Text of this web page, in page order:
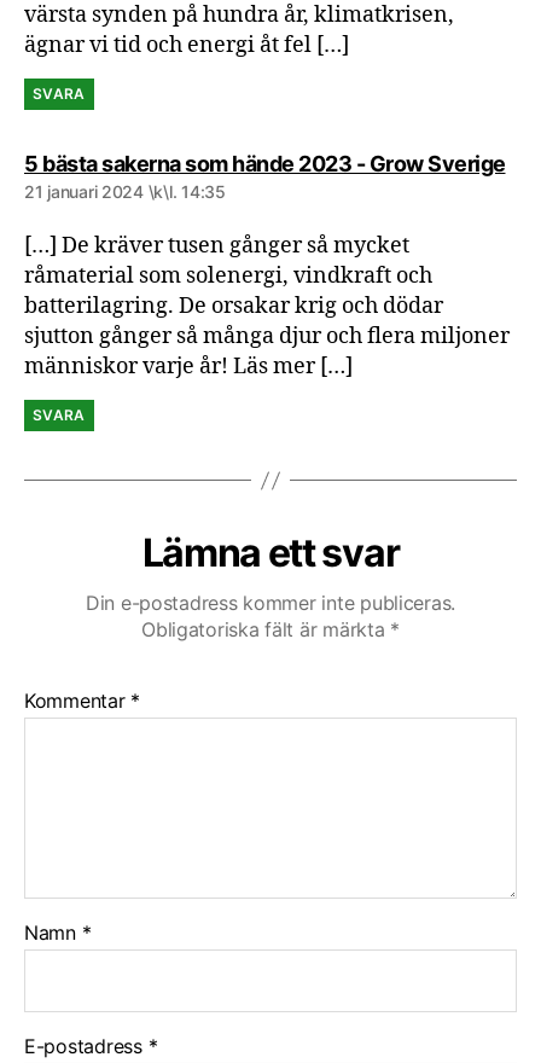
värsta synden på hundra år, klimatkrisen,
ägnar vi tid och energi åt fel […]
SVARA
5 bästa sakerna som hände 2023 - Grow Sverige
21 januari 2024 \k\l. 14:35
[…] De kräver tusen gånger så mycket
råmaterial som solenergi, vindkraft och
batterilagring. De orsakar krig och dödar
sjutton gånger så många djur och flera miljoner
människor varje år! Läs mer […]
SVARA
Lämna ett svar
Din e-postadress kommer inte publiceras.
Obligatoriska fält är märkta *
Kommentar *
Namn *
E-postadress *